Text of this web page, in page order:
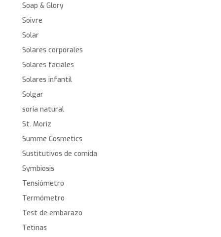
Soap & Glory
Soivre
Solar
Solares corporales
Solares faciales
Solares infantil
Solgar
soria natural
St. Moriz
Summe Cosmetics
Sustitutivos de comida
Symbiosis
Tensiómetro
Termómetro
Test de embarazo
Tetinas